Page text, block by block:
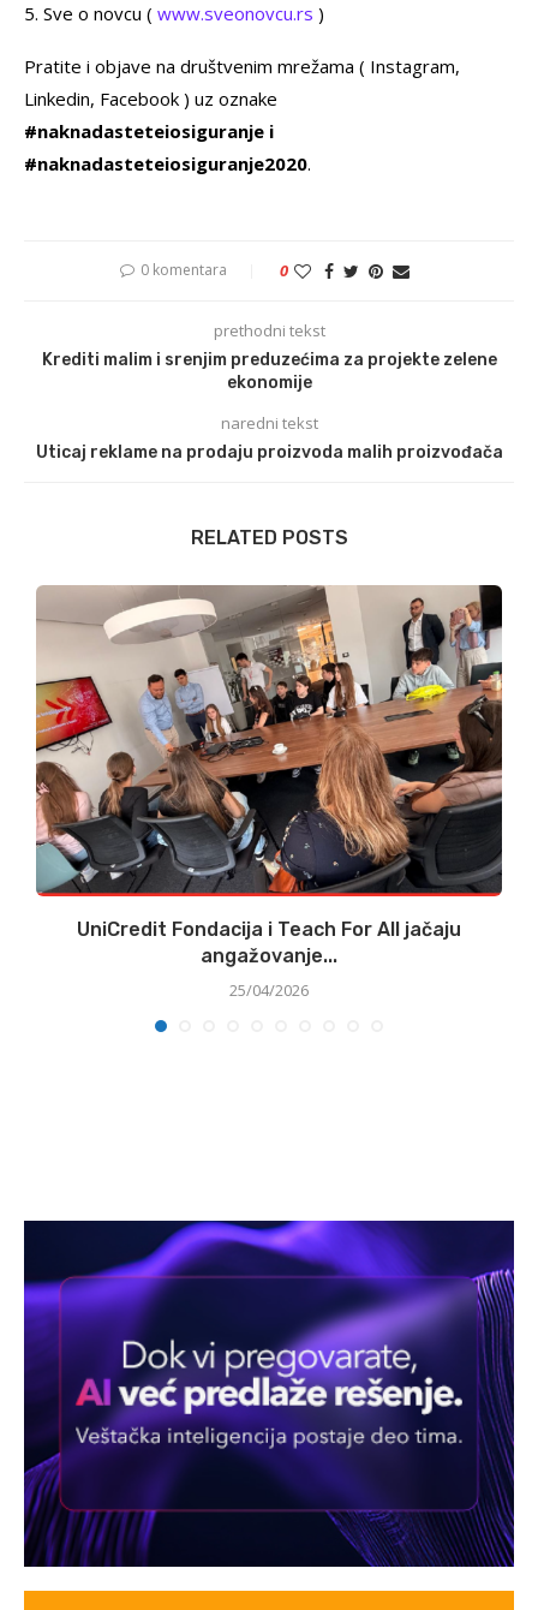
5. Sve o novcu ( www.sveonovcu.rs )
Pratite i objave na društvenim mrežama ( Instagram,
Linkedin, Facebook ) uz oznake
#naknadasteteiosiguranje i
#naknadasteteiosiguranje2020.
0 komentara 0
prethodni tekst
Krediti malim i srenjim preduzećima za projekte zelene
ekonomije
naredni tekst
Uticaj reklame na prodaju proizvoda malih proizvođača
RELATED POSTS
UniCredit Fondacija i Teach For All jačaju
angažovanje...
25/04/2026